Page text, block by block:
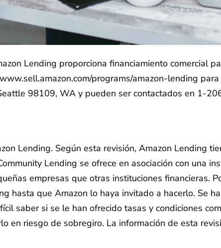
Lending proporciona financiamiento comercial
programs/amazon-lending
98109, WA y pueden ser contactados en 1-
Lending. Según esta revisión, Amazon Lending
Lending se ofrece en asociación con una
empresas que otras instituciones financieras.
hasta que Amazon lo haya invitado a hacerlo. Se
saber si se le han ofrecido tasas y condiciones
en riesgo de sobregiro. La información de esta